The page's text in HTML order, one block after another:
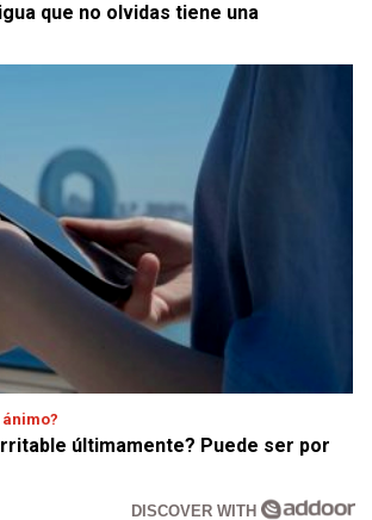
que no olvidas tiene una
últimamente? Puede ser por
DISCOVER WITH